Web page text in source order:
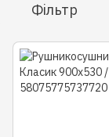
Фільтр